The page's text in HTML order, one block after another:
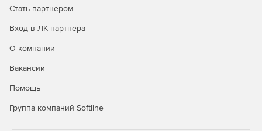
сушильных установок.
соблюдение мер предосторожности.
ситуаций и аварий.
Целевая аудитория
Стать партнером
Вход в ЛК партнера
О компании
Вакансии
Помощь
Группа компаний Softline